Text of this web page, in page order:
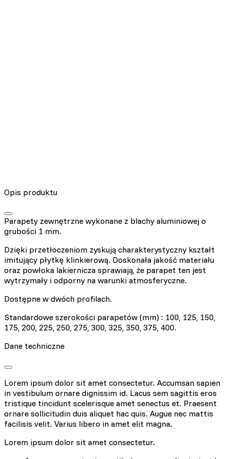
Opis produktu
Parapety zewnętrzne wykonane z blachy aluminiowej o
grubości 1 mm.
Dzięki przetłoczeniom zyskują charakterystyczny kształt
imitujący płytkę klinkierową. Doskonała jakość materiału
oraz powłoka lakiernicza sprawiają, że parapet ten jest
wytrzymały i odporny na warunki atmosferyczne.
Dostępne w dwóch profilach.
Standardowe szerokości parapetów (mm) : 100, 125, 150,
175, 200, 225, 250, 275, 300, 325, 350, 375, 400.
Dane techniczne
Lorem ipsum dolor sit amet consectetur. Accumsan sapien
in vestibulum ornare dignissim id. Lacus sem sagittis eros
tristique tincidunt scelerisque amet senectus et. Praesent
ornare sollicitudin duis aliquet hac quis. Augue nec mattis
facilisis velit. Varius libero in amet elit magna.
Lorem ipsum dolor sit amet consectetur.